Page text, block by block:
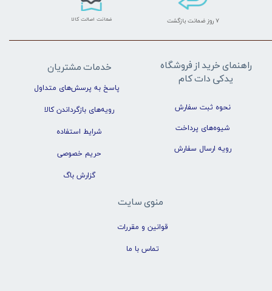
۷ روز ضمانت بازگشت ضمانت اصالت کالا
راهنمای خرید از فروشگاه
یدکی دات کام
نحوه ثبت سفارش
شیوه‌های پرداخت
رویه ارسال سفارش
خدمات مشتریان
پاسخ به پرسش‌های متداول
رویه‌های بازگرداندن کالا
شرایط استفاده
حریم خصوصی
گزارش باگ
منوی سایت
قوانین و مقررات
تماس با ما